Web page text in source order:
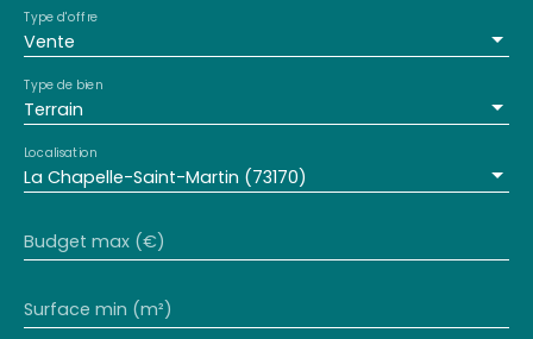
Vente
Type d'offre
Terrain
Type de bien
La Chapelle-Saint-Martin (73170)
Localisation
Budget max (€)
Surface min (m²)